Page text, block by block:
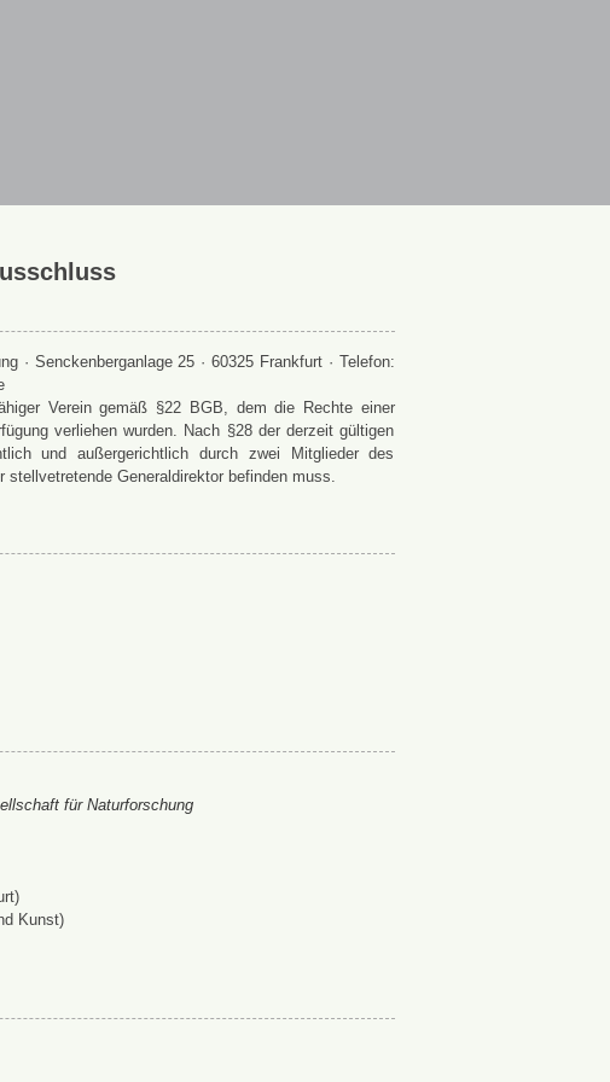
· Senckenberganlage 25 · 60325 Frankfurt · Telefon:
Verein gemäß §22 BGB, dem die Rechte einer
verliehen wurden. Nach §28 der derzeit gültigen
und außergerichtlich durch zwei Mitglieder des
stellvetretende Generaldirektor befinden muss.
für Naturforschung
Kunst)